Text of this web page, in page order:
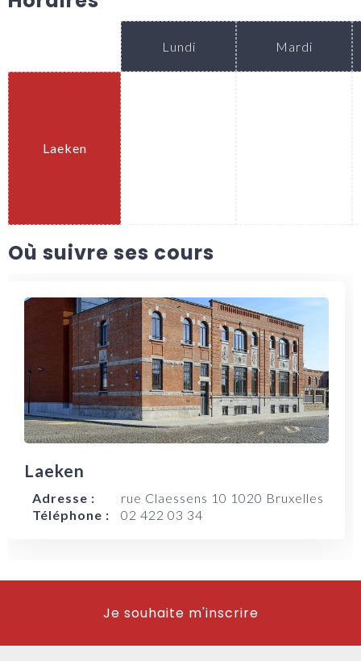
Lundi Mardi
Laeken
Où suivre ses cours
Laeken
Adresse :
rue Claessens 10 1020 Bruxelles
Téléphone :
02 422 03 34
Je souhaite m'inscrire